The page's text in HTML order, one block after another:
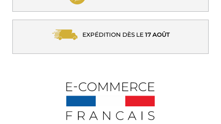
EXPÉDITION DÈS LE 17 AOÛT